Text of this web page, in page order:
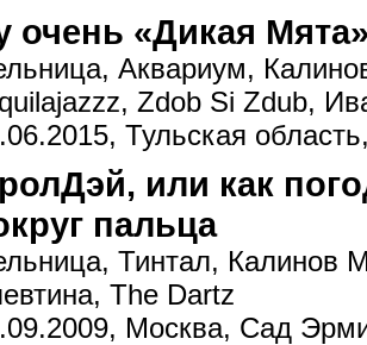
очень «Дикая
Аквариум,
Zdob Si Zdub,
Тульская
или как
пальца
Тинтал, Калинов
The Dartz
Москва, Сад